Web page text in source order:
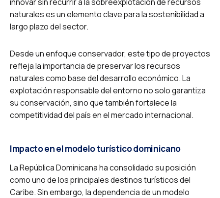
naturales es un elemento clave para la sostenibilidad a
largo plazo del sector.
Desde un enfoque conservador, este tipo de proyectos
refleja la importancia de preservar los recursos
naturales como base del desarrollo económico. La
explotación responsable del entorno no solo garantiza
su conservación, sino que también fortalece la
competitividad del país en el mercado internacional.
Impacto en el modelo turístico dominicano
La República Dominicana ha consolidado su posición
como uno de los principales destinos turísticos del
Caribe. Sin embargo, la dependencia de un modelo